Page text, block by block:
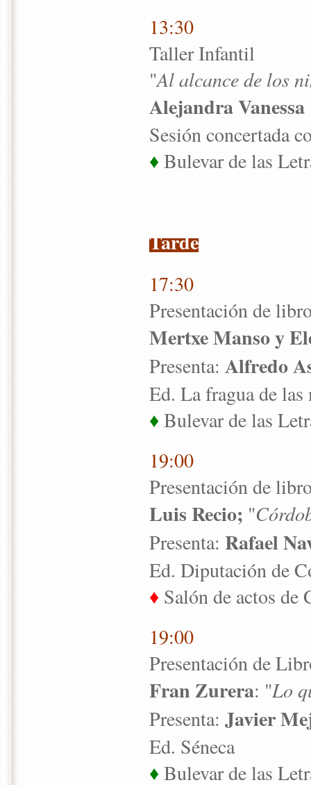
13:30
Taller Infantil
"Al alcance de los
Alejandra Vanessa
Sesión concertada
♦Bulevar de las
Tarde
17:30
Presentación de
Mertxe Manso y
Presenta: Alfredo
Ed. La fragua de las
♦Bulevar de las
19:00
Presentación de
Luis Recio; "
Presenta: Rafael
Ed. Diputación de
♦ Salón de actos de
19:00
Presentación de
Fran Zurera: "Lo
Presenta: Javier
Ed. Séneca
♦Bulevar de las